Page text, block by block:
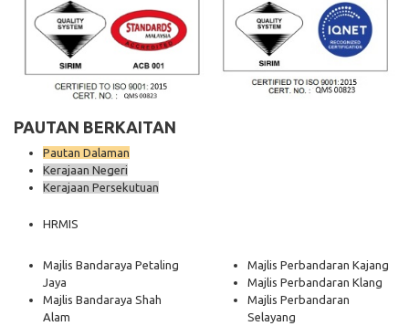
PAUTAN BERKAITAN
Pautan Dalaman
Kerajaan Negeri
Kerajaan Persekutuan
HRMIS
Majlis Bandaraya Petaling
Jaya
Majlis Bandaraya Shah
Alam
Majlis Perbandaran Kajang
Majlis Perbandaran Klang
Majlis Perbandaran
Selayang